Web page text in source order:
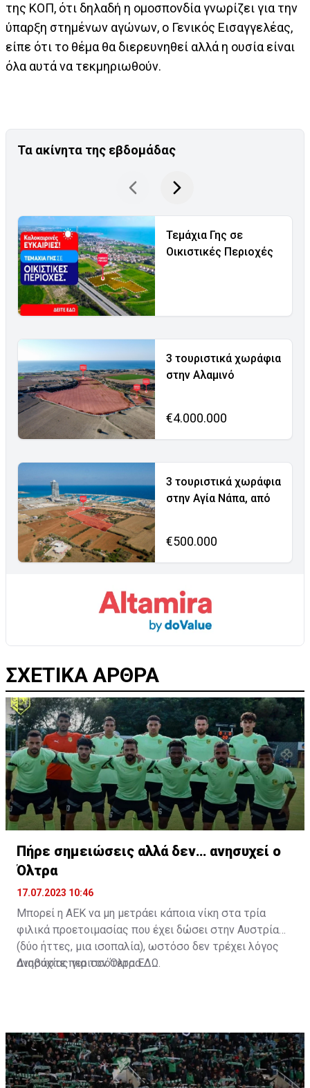
της ΚΟΠ, ότι δηλαδή η ομοσπονδία γνωρίζει για την
ύπαρξη στημένων αγώνων, ο Γενικός Εισαγγελέας,
είπε ότι το θέμα θα διερευνηθεί αλλά η ουσία είναι
όλα αυτά να τεκμηριωθούν.
Τα ακίνητα της εβδομάδας
Τεμάχια Γης σε
Οικιστικές Περιοχές
3 τουριστικά χωράφια
στην Αλαμινό
€4.000.000
3 τουριστικά χωράφια
στην Αγία Νάπα, από
€500.000
ΣΧΕΤΙΚΑ ΑΡΘΡΑ
Πήρε σημειώσεις αλλά δεν… ανησυχεί ο
Όλτρα
17.07.2023 10:46
Μπορεί η ΑΕΚ να μη μετράει κάποια νίκη στα τρία
φιλικά προετοιμασίας που έχει δώσει στην Αυστρία
(δύο ήττες, μια ισοπαλία), ωστόσο δεν τρέχει λόγος
ανησυχίας για τον Όλτρα.
Διαβάστε περισσότεραΕΔΩ